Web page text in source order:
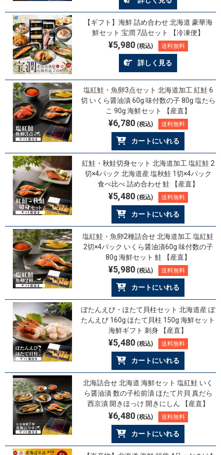
【ギフト】海鮮 詰め合わせ 北海道 豪華海
鮮セット 宝潤 7品セット 【冷凍便】
¥5,980(税込) 送料無料
詳しく見る
塩紅鮭・魚卵3点セット 北海道加工 紅鮭 6
切 いくら醤油漬 60g 味付数の子 80g 塩たら
こ 90g 海鮮セット 【産直】
¥6,780(税込) 送料無料
カートにいれる
紅鮭・秋鮭切身セット 北海道加工 塩紅鮭 2
切×4パック 北海道産 塩秋鮭 1切×4パック
食べ比べ 詰め合わせ 鮭 【産直】
¥5,480(税込) 送料無料
カートにいれる
塩紅鮭・魚卵2種詰合せ 北海道加工 塩紅鮭
2切×4パック いくら醤油漬60g 味付数の子
80g 海鮮セット 鮭 【産直】
¥5,980(税込) 送料無料
カートにいれる
ぼたんえび・ほたて貝柱セット 北海道産 ぼ
たんえび 160g ほたて貝柱 150g 海鮮セット
海鮮ギフト 刺身 【産直】
¥5,480(税込) 送料無料
カートにいれる
北海詰合せ 北海道 海鮮セット 塩紅鮭 いく
ら醤油漬 数の子松前漬 ほたて片貝 真だら
西京漬 開きほっけ 開きにしん 【産直】
¥6,480(税込) 送料無料
カートにいれる